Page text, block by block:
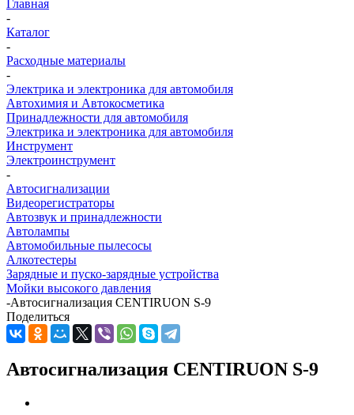
Главная
-
Каталог
-
Расходные материалы
-
Электрика и электроника для автомобиля
Автохимия и Автокосметика
Принадлежности для автомобиля
Электрика и электроника для автомобиля
Инструмент
Электроинструмент
-
Автосигнализации
Видеорегистраторы
Автозвук и принадлежности
Автолампы
Автомобильные пылесосы
Алкотестеры
Зарядные и пуско-зарядные устройства
Мойки высокого давления
-Автосигнализация CENTIRUON S-9
Поделиться
Автосигнализация CENTIRUON S-9